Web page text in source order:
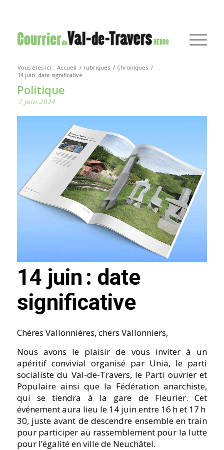
Vous êtes ici : Accueil / rubriques / Chroniques /
14 juin: date significative
Politique
7 juin 2024
14 juin : date
significative
Chères Vallonnières, chers Vallonniers,
Nous avons le plaisir de vous inviter à un
apéritif convivial organisé par Unia, le parti
socialiste du Val-de-Travers, le Parti ouvrier et
Populaire ainsi que la Fédération anarchiste,
qui se tiendra à la gare de Fleurier. Cet
événement aura lieu le 14 juin entre 16 h et 17 h
30, juste avant de descendre ensemble en train
pour participer au rassemblement pour la lutte
pour l’égalité en ville de Neuchâtel.